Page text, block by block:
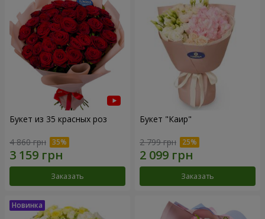
Букет из 35 красных роз
4 860 грн
Заказать
Букет "Каир"
2 799 грн
Заказать